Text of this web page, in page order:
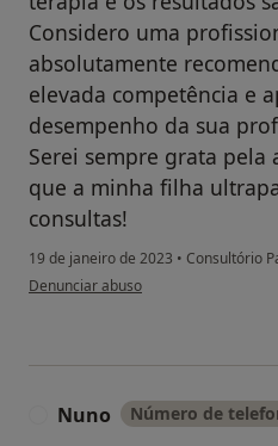
Considero uma
absolutamente
elevada competência e
desempenho da sua
Serei sempre grata
que a minha filha
consultas!
19 de janeiro de 2023 • Consultório
na opinião do utilizador Cláudia
Denunciar abuso
Nuno Número de